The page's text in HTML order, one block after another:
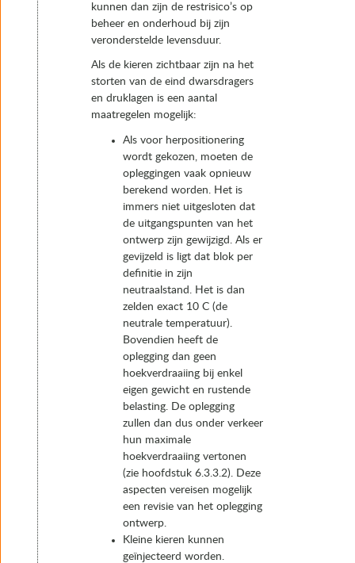
kunnen dan zijn de restrisico’s op
beheer en onderhoud bij zijn
veronderstelde levensduur.
Als de kieren zichtbaar zijn na het
storten van de eind dwarsdragers
en druklagen is een aantal
maatregelen mogelijk:
Als voor herpositionering
wordt gekozen, moeten de
opleggingen vaak opnieuw
berekend worden. Het is
immers niet uitgesloten dat
de uitgangspunten van het
ontwerp zijn gewijzigd. Als er
gevijzeld is ligt dat blok per
definitie in zijn
neutraalstand. Het is dan
zelden exact 10 C (de
neutrale temperatuur).
Bovendien heeft de
oplegging dan geen
hoekverdraaiing bij enkel
eigen gewicht en rustende
belasting. De oplegging
zullen dan dus onder verkeer
hun maximale
hoekverdraaiing vertonen
(zie hoofdstuk 6.3.3.2). Deze
aspecten vereisen mogelijk
een revisie van het oplegging
ontwerp.
Kleine kieren kunnen
geïnjecteerd worden.